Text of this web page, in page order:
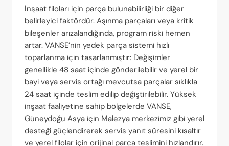
İnşaat filoları için parça bulunabilirliği bir diğer
belirleyici faktördür. Aşınma parçaları veya kritik
bileşenler arızalandığında, program riski hemen
artar. VANSE’nin yedek parça sistemi hızlı
toparlanma için tasarlanmıştır: Değişimler
genellikle 48 saat içinde gönderilebilir ve yerel bir
bayi veya servis ortağı mevcutsa parçalar sıklıkla
24 saat içinde teslim edilip değiştirilebilir. Yüksek
inşaat faaliyetine sahip bölgelerde VANSE,
Güneydoğu Asya için Malezya merkezimiz gibi yerel
desteği güçlendirerek servis yanıt süresini kısaltır
ve yerel filolar için orijinal parça teslimini hızlandırır.